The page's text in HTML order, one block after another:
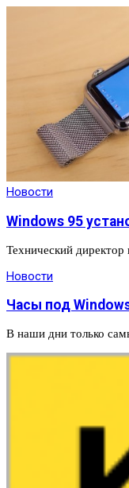
Новости
Windows 95
Технический
Новости
Часы под
В наши дни только